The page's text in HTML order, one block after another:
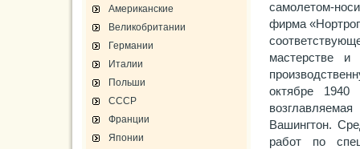
самолетом-
фирма
мастерстве и
октябре
Вашингтон.
работ по
Американские
Великобритании
Германии
Италии
Польши
СССР
Франции
Японии